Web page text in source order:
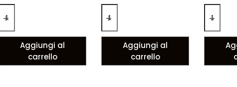
Aggiungi al
carrello
Aggiungi al
carrello